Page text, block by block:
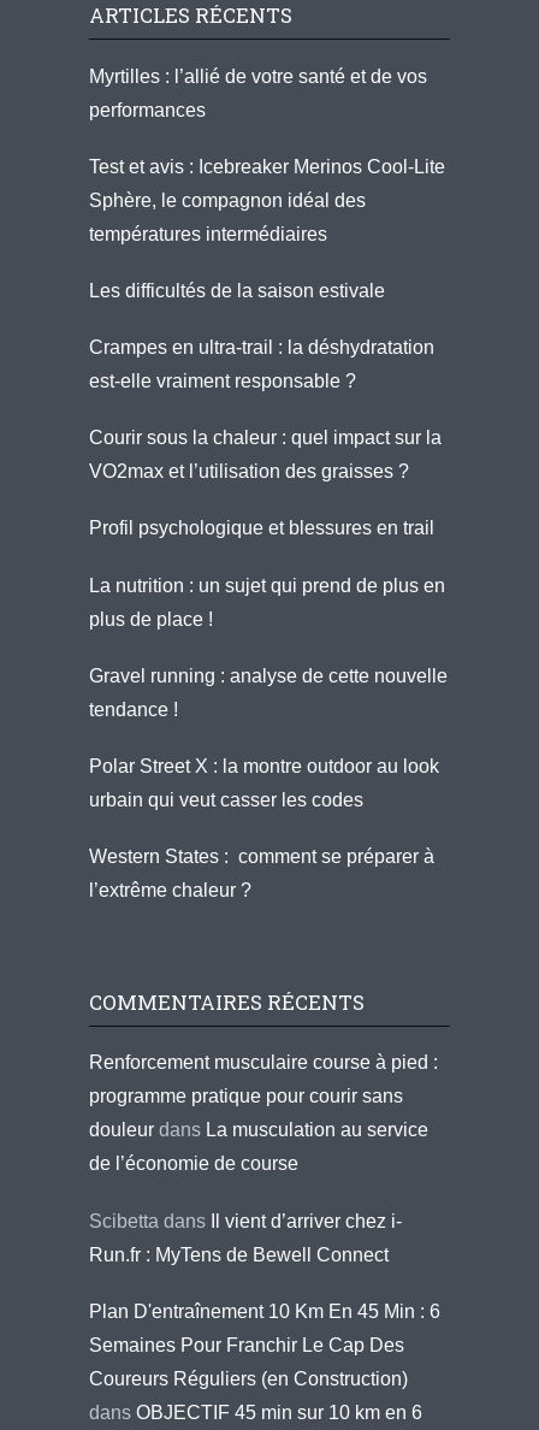
ARTICLES RÉCENTS
Myrtilles : l’allié de votre santé et de vos
performances
Test et avis : Icebreaker Merinos Cool-Lite
Sphère, le compagnon idéal des
températures intermédiaires
Les difficultés de la saison estivale
Crampes en ultra-trail : la déshydratation
est-elle vraiment responsable ?
Courir sous la chaleur : quel impact sur la
VO2max et l’utilisation des graisses ?
Profil psychologique et blessures en trail
La nutrition : un sujet qui prend de plus en
plus de place !
Gravel running : analyse de cette nouvelle
tendance !
Polar Street X : la montre outdoor au look
urbain qui veut casser les codes
Western States : comment se préparer à
l’extrême chaleur ?
COMMENTAIRES RÉCENTS
Renforcement musculaire course à pied :
programme pratique pour courir sans
douleur dans La musculation au service
de l’économie de course
Scibetta dans
Il vient d’arriver chez i-
Run.fr : MyTens de Bewell Connect
Plan D'entraînement 10 Km En 45 Min : 6
Semaines Pour Franchir Le Cap Des
Coureurs Réguliers (en Construction)
dans OBJECTIF 45 min sur 10 km en 6